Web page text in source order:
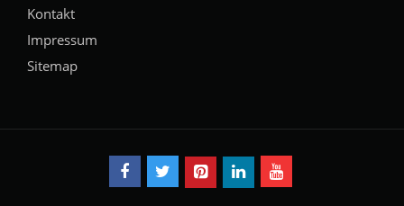
Kontakt
Impressum
Sitemap